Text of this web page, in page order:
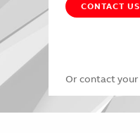
CONTACT US
Or contact your